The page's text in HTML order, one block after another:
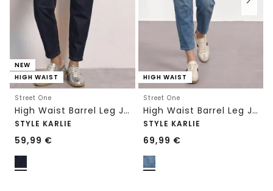
NEW
HIGH WAIST
Street One
High Waist Barrel Leg Jeans im Loose Fit
STYLE KARLIE
59,99 €
HIGH WAIST
Street One
High Waist Barrel Leg Jeans im Loose Fit
STYLE KARLIE
69,99 €